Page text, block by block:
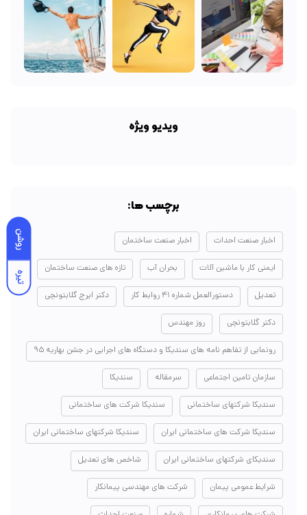
روشن
تیره
ویدیو ویژه
برچسب ها:
اخبار صنعت احداث اخبار صنعت ساختمان
ایمنی کار با ماشین آلات بحران آب تازه های صنعت ساختمان
تعدیل دستورالعمل شماره ۴۱ روابط کار دکتر ایرج گلابتونچی
دکتر گلابتونچی روز مهندس
رونمایی از تفاهم نامه های سندیکا و دستگاه های اجرایی در جشن بهاریه ۹۵
سازمان تامین اجتماعی سرمقاله سندیکا
سندیکا شرکتهای ساختمانی سندیکا شرکت های ساختمانی
سندیکا شرکت های ساختمانی ایران سندیکا شرکتهای ساختمانی ایران
سندیکای شرکتهای ساختمانی ایران شاخص های تعدیل
شرایط عمومی پیمان شرکت های مهندسی پیمانکار